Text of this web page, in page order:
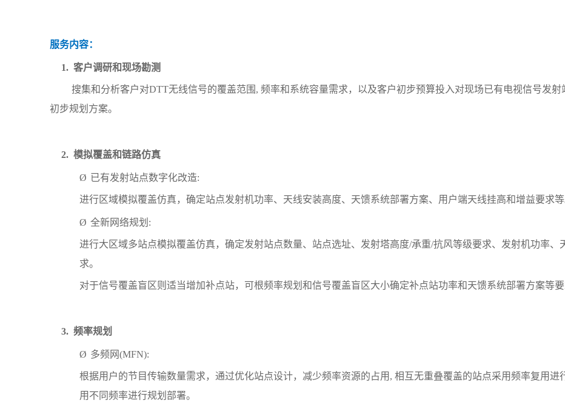
服务内容：
1. 客户调研和现场勘测
搜集和分析客户对DTT无线信号的覆盖范围 , 频率和系统容量需求，以及客户初步预算投入对现场已有电视信号发
初步规划方案。
2. 模拟覆盖和链路仿真
Ø 已有发射站点数字化改造:
进行区域模拟覆盖仿真，确定站点发射机功率、天线安装高度、天馈系统部署方案、用户端天线挂高和增益要求等
Ø 全新网络规划 :
进行大区域多站点模拟覆盖仿真，确定发射站点数量、站点选址、发射塔高度/承重/抗风等级要求、发射机功率、
求。
对于信号覆盖盲区则适当增加补点站，可根频率规划和信号覆盖盲区大小确定补点站功率和天馈系统部署方案等要
3. 频率规划
Ø 多频网(MFN):
根据用户的节目传输数量需求，通过优化站点设计，减少频率资源的占用 , 相互无重叠覆盖的站点采用频率复用进
用不同频率进行规划部署。